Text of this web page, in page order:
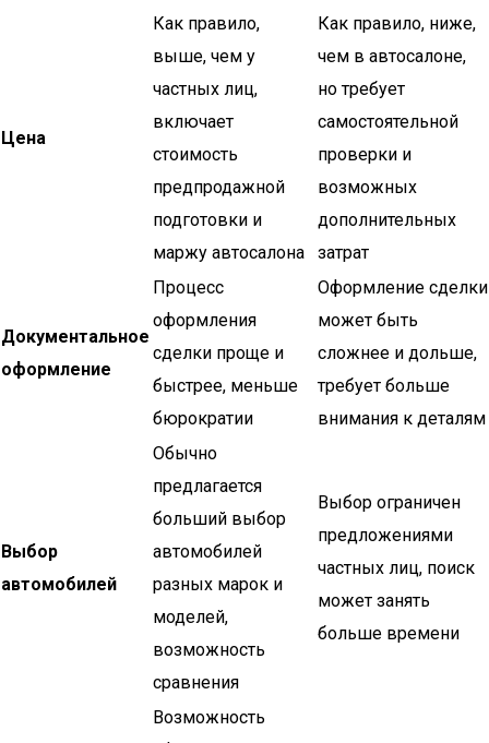
Цена
Как правило,
выше, чем у
частных лиц,
включает
стоимость
предпродажной
подготовки и
маржу автосалона
Как правило, ниже,
чем в автосалоне,
но требует
самостоятельной
проверки и
возможных
дополнительных
затрат
Документальное
оформление
Процесс
оформления
сделки проще и
быстрее, меньше
бюрократии
Оформление сделки
может быть
сложнее и дольше,
требует больше
внимания к деталям
Выбор
автомобилей
Обычно
предлагается
больший выбор
автомобилей
разных марок и
моделей,
возможность
сравнения
Выбор ограничен
предложениями
частных лиц, поиск
может занять
больше времени
Возможность